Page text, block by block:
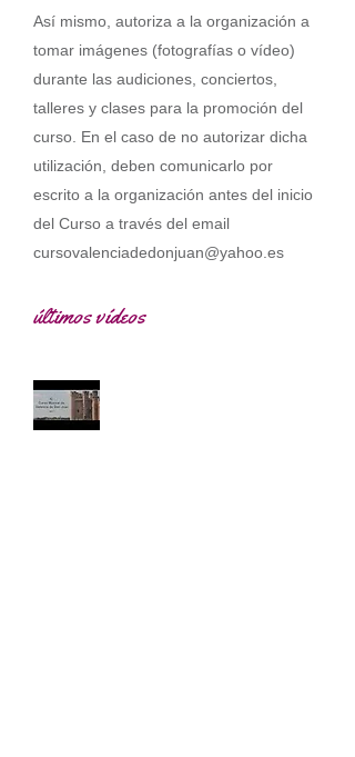
Así mismo, autoriza a la organización a
tomar imágenes (fotografías o vídeo)
durante las audiciones, conciertos,
talleres y clases para la promoción del
curso. En el caso de no autorizar dicha
utilización, deben comunicarlo por
escrito a la organización antes del inicio
del Curso a través del email
cursovalenciadedonjuan@yahoo.es
últimos vídeos